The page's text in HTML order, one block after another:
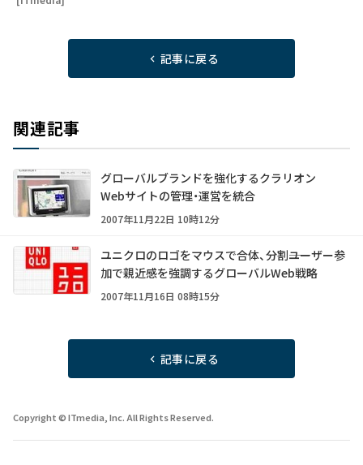
記事に戻る
関連記事
グローバルブランドを強化するクラリオン
Webサイトの管理・運営を統合
2007年11月22日 10時12分
ユニクロのロゴをマウスで合体、分割――ユーザー参
加で親近感を強調するグローバルWeb戦略
2007年11月16日 08時15分
記事に戻る
Copyright © ITmedia, Inc. All Rights Reserved.